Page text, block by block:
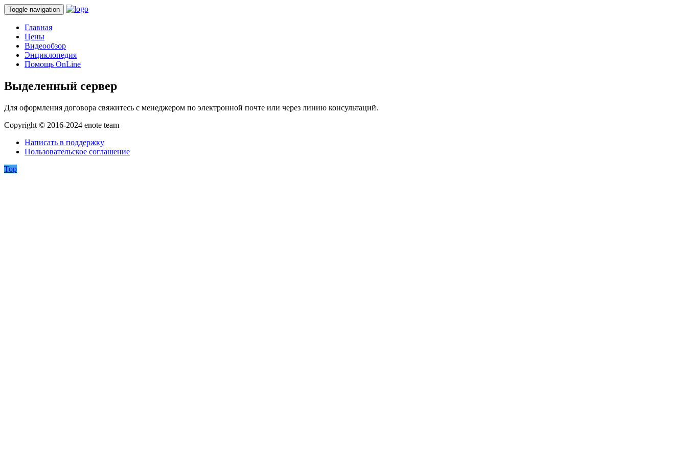
Toggle navigation
Главная
Цены
Видеообзор
Энциклопедия
Помощь OnLine
Выделенный сервер
Для оформления договора свяжитесь с менеджером по электронной почте или через линию консультаций.
Copyright © 2016-2024 enote team
Написать в поддержку
Пользовательское соглашение
Top